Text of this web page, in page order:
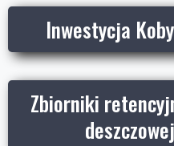
Inwestycja
Zbiorniki